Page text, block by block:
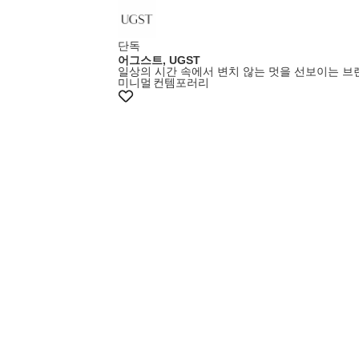
단독
어그스트, UGST
일상의 시간 속에서 변치 않는 멋을 선보이는 브
미니멀 컨템포러리